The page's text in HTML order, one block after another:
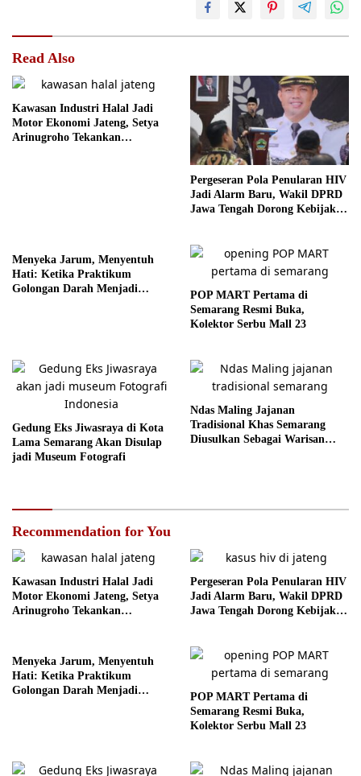
Read Also
Kawasan Industri Halal Jadi
Motor Ekonomi Jateng, Setya
Arinugroho Tekankan
Pergeseran Pola Penularan HIV
Jadi Alarm Baru, Wakil DPRD
Jawa Tengah Dorong Kebijakan
Menyeka Jarum, Menyentuh
Hati: Ketika Praktikum
Golongan Darah Menjadi
POP MART Pertama di
Semarang Resmi Buka,
Kolektor Serbu Mall 23
Gedung Eks Jiwasraya di Kota
Lama Semarang Akan Disulap
jadi Museum Fotografi
Ndas Maling Jajanan
Tradisional Khas Semarang
Diusulkan Sebagai Warisan
Recommendation for You
Kawasan Industri Halal Jadi
Motor Ekonomi Jateng, Setya
Arinugroho Tekankan
Pergeseran Pola Penularan HIV
Jadi Alarm Baru, Wakil DPRD
Jawa Tengah Dorong Kebijakan
Menyeka Jarum, Menyentuh
Hati: Ketika Praktikum
Golongan Darah Menjadi
POP MART Pertama di
Semarang Resmi Buka,
Kolektor Serbu Mall 23